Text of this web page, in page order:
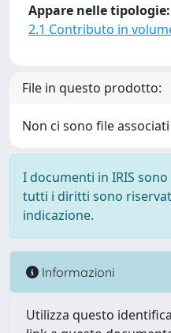
Appare nelle tipologie:
2.1 Contributo in
File in questo prodotto:
Non ci sono file
I documenti in IRIS
tutti i diritti sono
indicazione.
Informazioni
Utilizza questo